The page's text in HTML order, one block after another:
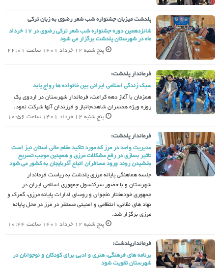
پلدشت میزبان جشنواره شب شعر رضوی به زبان ترکی
شانزدهمین دوره جشنواره شب شعر ترکی رضوی در 17 خرداد
ماه در شهرستان پلدشت برگزار می شود
پنج شنبه 12 خرداد 1401 ساعت 22:01
فرماندار پلدشت:
سبک زندگی اسلامی ایرانی بین خانواده ها رواج یابد
همزمان با آغاز دهه کرامت، فرماندار شهرستان در اردوی یک
روزه ویژه همسران شاهد،جانباز و فرزندان آنها شرکت نمود.
پنج شنبه 12 خرداد 1401 ساعت 10:56
فرماندار پلدشت:
مدیریت واحد در مرز که مورد تاکید مقام عالی استان نیز است
تاثیر بسازی در رفع مشکلات مرزی و همچنین موجب تسریع
بخشیدن روند ورود مسافران اتباع آذربایجان به کشور می شود
جلسه هماهنگی پایانه مرزی پلدشت به ریاست فرماندار
شهرستان و با حضور سرکنسول جمهوری اسلامی ایران در
جمهوری خودمختار نخجوان و روسای ادارات پایانه مرزی، گمرک و
نهاد های نظانی، انتظامی و امنیتی مستقر در مرز در محل پایانه
مرزی برگزار شد.
پنج شنبه 12 خرداد 1401 ساعت 10:44
فرماندارپلدشت:
برنامه های فرهنگی، هنری و ادبی برای کودکان و نوجوانان در
شهرستان تقویت شود